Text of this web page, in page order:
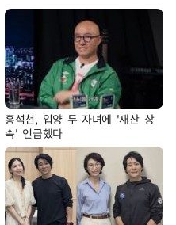
홍석천, 입양 두 자녀에 '재산 상
속' 언급했다